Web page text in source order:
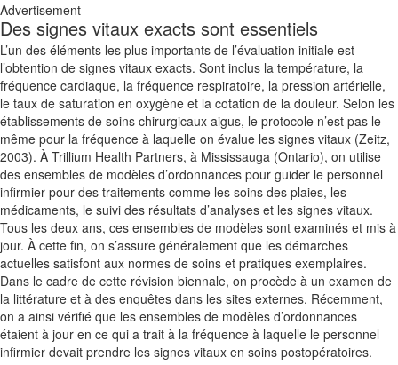
Advertisement
Des signes vitaux exacts sont essentiels
L’un des éléments les plus importants de l’évaluation initiale est
l’obtention de signes vitaux exacts. Sont inclus la température, la
fréquence cardiaque, la fréquence respiratoire, la pression artérielle,
le taux de saturation en oxygène et la cotation de la douleur. Selon les
établissements de soins chirurgicaux aigus, le protocole n’est pas le
même pour la fréquence à laquelle on évalue les signes vitaux (Zeitz,
2003). À Trillium Health Partners, à Mississauga (Ontario), on utilise
des ensembles de modèles d’ordonnances pour guider le personnel
infirmier pour des traitements comme les soins des plaies, les
médicaments, le suivi des résultats d’analyses et les signes vitaux.
Tous les deux ans, ces ensembles de modèles sont examinés et mis à
jour. À cette fin, on s’assure généralement que les démarches
actuelles satisfont aux normes de soins et pratiques exemplaires.
Dans le cadre de cette révision biennale, on procède à un examen de
la littérature et à des enquêtes dans les sites externes. Récemment,
on a ainsi vérifié que les ensembles de modèles d’ordonnances
étaient à jour en ce qui a trait à la fréquence à laquelle le personnel
infirmier devait prendre les signes vitaux en soins postopératoires.